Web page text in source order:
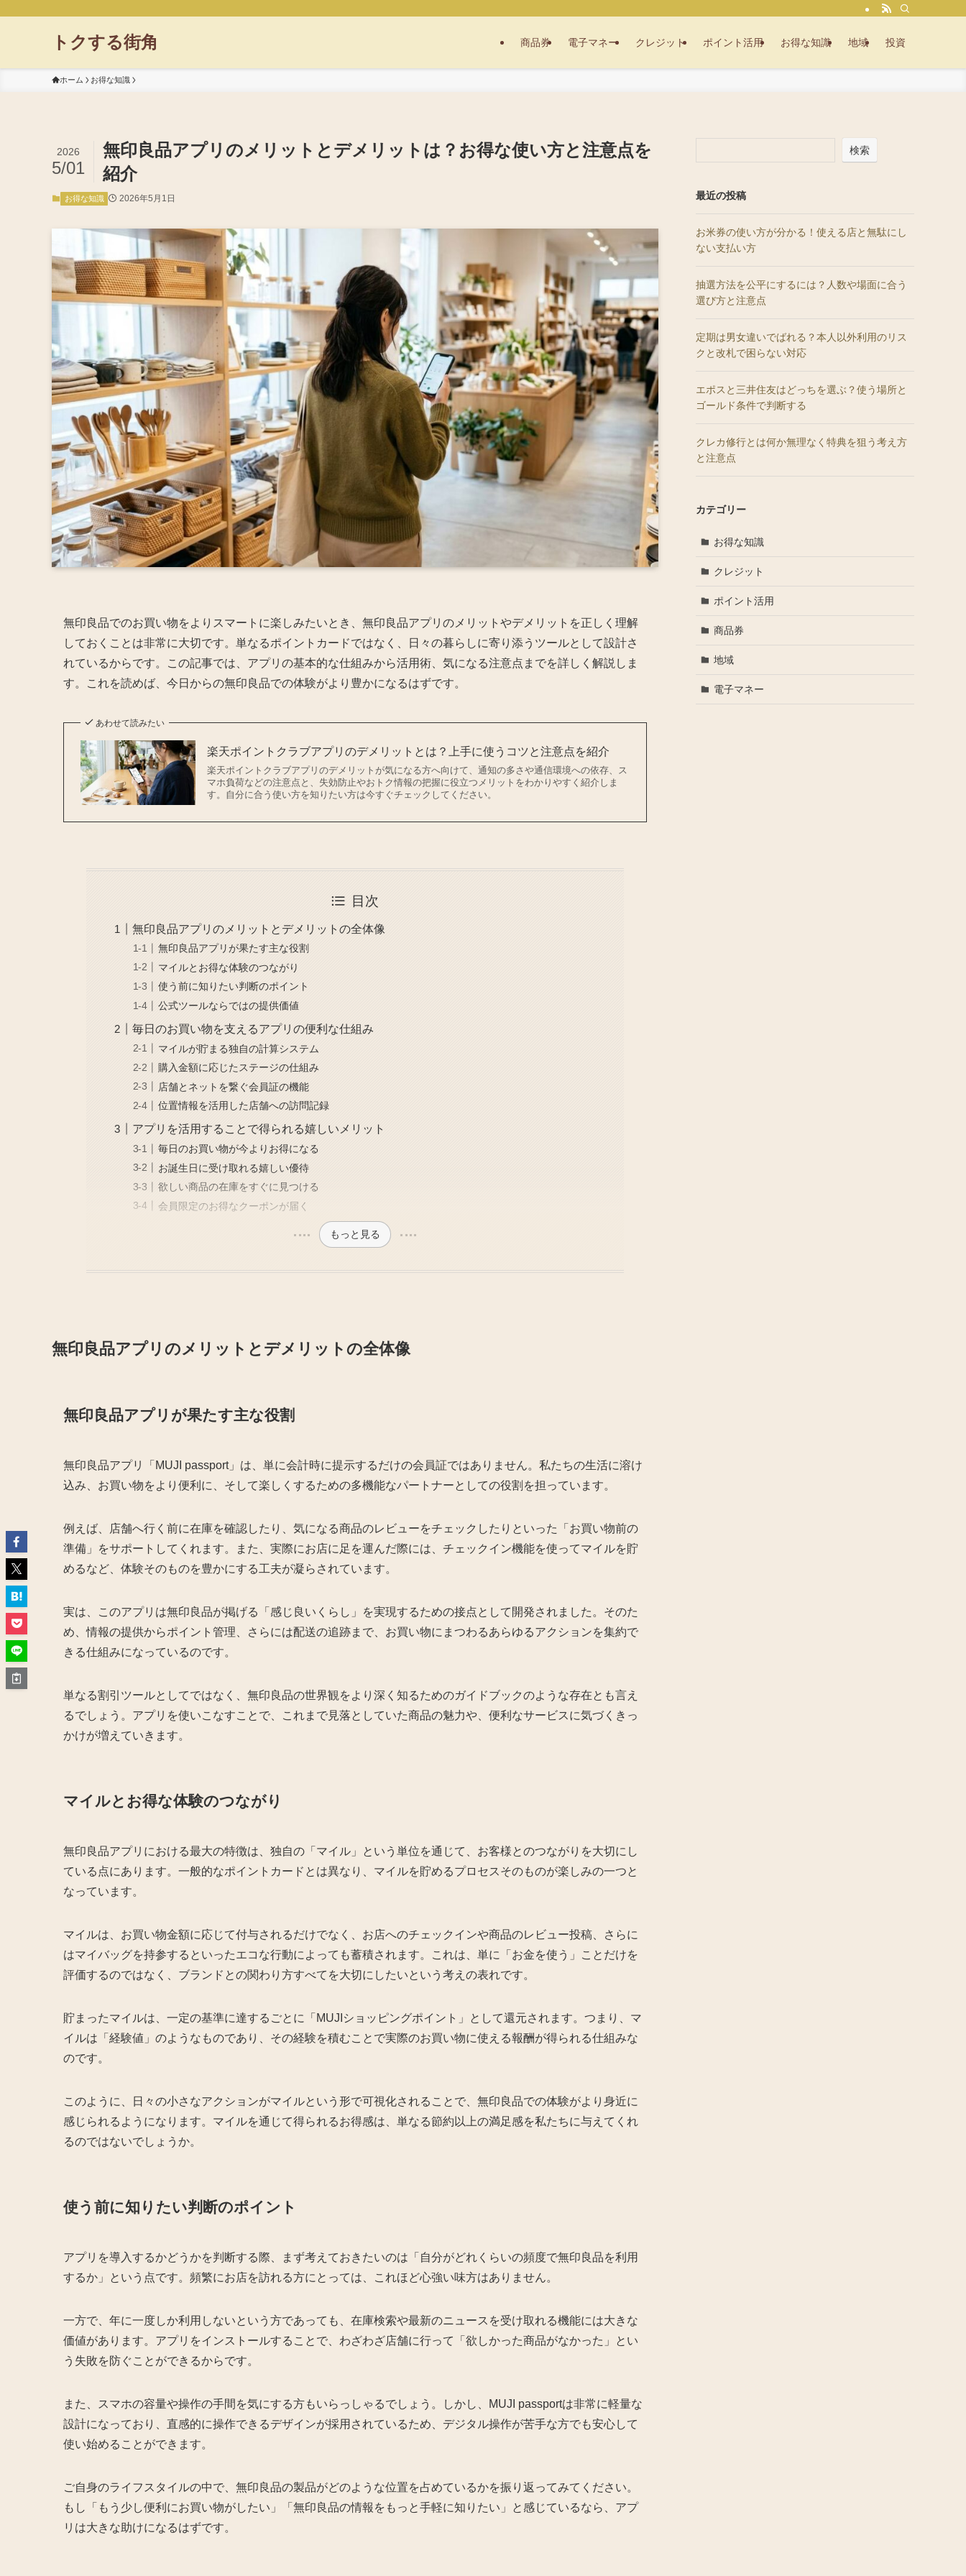
トクする街角 商品券 電子マネー クレジット ポイント活用 お得な知識 地域 投資
ホーム お得な知識
無印良品アプリのメリットとデメリットは？お得な使い方と注意点を
紹介
2026
5/01
お得な知識 2026年5月1日
無印良品でのお買い物をよりスマートに楽しみたいとき、無印良品アプリのメリットやデメリットを正しく理解
しておくことは非常に大切です。単なるポイントカードではなく、日々の暮らしに寄り添うツールとして設計さ
れているからです。この記事では、アプリの基本的な仕組みから活用術、気になる注意点までを詳しく解説しま
す。これを読めば、今日からの無印良品での体験がより豊かになるはずです。
あわせて読みたい
楽天ポイントクラブアプリのデメリットとは？上手に使うコツと注意点を紹介
楽天ポイントクラブアプリのデメリットが気になる方へ向けて、通知の多さや通信環境への依存、ス
マホ負荷などの注意点と、失効防止やおトク情報の把握に役立つメリットをわかりやすく紹介しま
す。自分に合う使い方を知りたい方は今すぐチェックしてください。
目次
無印良品アプリのメリットとデメリットの全体像
無印良品アプリが果たす主な役割
マイルとお得な体験のつながり
使う前に知りたい判断のポイント
公式ツールならではの提供価値
毎日のお買い物を支えるアプリの便利な仕組み
マイルが貯まる独自の計算システム
購入金額に応じたステージの仕組み
店舗とネットを繋ぐ会員証の機能
位置情報を活用した店舗への訪問記録
アプリを活用することで得られる嬉しいメリット
毎日のお買い物が今よりお得になる
お誕生日に受け取れる嬉しい優待
欲しい商品の在庫をすぐに見つける
会員限定のお得なクーポンが届く
もっと見る
無印良品アプリのメリットとデメリットの全体像
無印良品アプリが果たす主な役割
無印良品アプリ「MUJI passport」は、単に会計時に提示するだけの会員証ではありません。私たちの生活に溶け
込み、お買い物をより便利に、そして楽しくするための多機能なパートナーとしての役割を担っています。
例えば、店舗へ行く前に在庫を確認したり、気になる商品のレビューをチェックしたりといった「お買い物前の
準備」をサポートしてくれます。また、実際にお店に足を運んだ際には、チェックイン機能を使ってマイルを貯
めるなど、体験そのものを豊かにする工夫が凝らされています。
実は、このアプリは無印良品が掲げる「感じ良いくらし」を実現するための接点として開発されました。そのた
め、情報の提供からポイント管理、さらには配送の追跡まで、お買い物にまつわるあらゆるアクションを集約で
きる仕組みになっているのです。
単なる割引ツールとしてではなく、無印良品の世界観をより深く知るためのガイドブックのような存在とも言え
るでしょう。アプリを使いこなすことで、これまで見落としていた商品の魅力や、便利なサービスに気づくきっ
かけが増えていきます。
マイルとお得な体験のつながり
無印良品アプリにおける最大の特徴は、独自の「マイル」という単位を通じて、お客様とのつながりを大切にし
ている点にあります。一般的なポイントカードとは異なり、マイルを貯めるプロセスそのものが楽しみの一つと
なっています。
マイルは、お買い物金額に応じて付与されるだけでなく、お店へのチェックインや商品のレビュー投稿、さらに
はマイバッグを持参するといったエコな行動によっても蓄積されます。これは、単に「お金を使う」ことだけを
評価するのではなく、ブランドとの関わり方すべてを大切にしたいという考えの表れです。
貯まったマイルは、一定の基準に達するごとに「MUJIショッピングポイント」として還元されます。つまり、マ
イルは「経験値」のようなものであり、その経験を積むことで実際のお買い物に使える報酬が得られる仕組みな
のです。
このように、日々の小さなアクションがマイルという形で可視化されることで、無印良品での体験がより身近に
感じられるようになります。マイルを通じて得られるお得感は、単なる節約以上の満足感を私たちに与えてくれ
るのではないでしょうか。
使う前に知りたい判断のポイント
アプリを導入するかどうかを判断する際、まず考えておきたいのは「自分がどれくらいの頻度で無印良品を利用
するか」という点です。頻繁にお店を訪れる方にとっては、これほど心強い味方はありません。
一方で、年に一度しか利用しないという方であっても、在庫検索や最新のニュースを受け取れる機能には大きな
価値があります。アプリをインストールすることで、わざわざ店舗に行って「欲しかった商品がなかった」とい
う失敗を防ぐことができるからです。
また、スマホの容量や操作の手間を気にする方もいらっしゃるでしょう。しかし、MUJI passportは非常に軽量な
設計になっており、直感的に操作できるデザインが採用されているため、デジタル操作が苦手な方でも安心して
使い始めることができます。
ご自身のライフスタイルの中で、無印良品の製品がどのような位置を占めているかを振り返ってみてください。
もし「もう少し便利にお買い物がしたい」「無印良品の情報をもっと手軽に知りたい」と感じているなら、アプ
リは大きな助けになるはずです。
検索
最近の投稿
お米券の使い方が分かる！使える店と無駄にし
ない支払い方
抽選方法を公平にするには？人数や場面に合う
選び方と注意点
定期は男女違いでばれる？本人以外利用のリス
クと改札で困らない対応
エポスと三井住友はどっちを選ぶ？使う場所と
ゴールド条件で判断する
クレカ修行とは何か無理なく特典を狙う考え方
と注意点
カテゴリー
お得な知識
クレジット
ポイント活用
商品券
地域
電子マネー